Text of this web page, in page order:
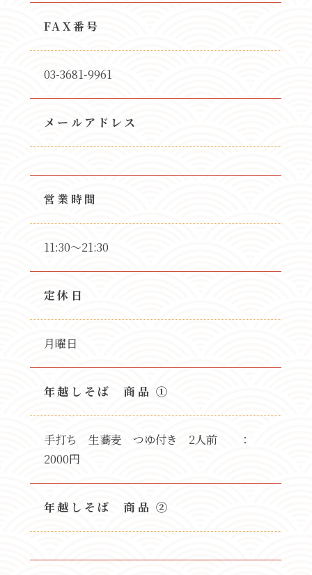
FAX番号
03-3681-9961
メールアドレス
営業時間
11:30～21:30
定休日
月曜日
年越しそば 商品 ①
手打ち 生蕎麦 つゆ付き 2人前 ：
2000円
年越しそば 商品 ②